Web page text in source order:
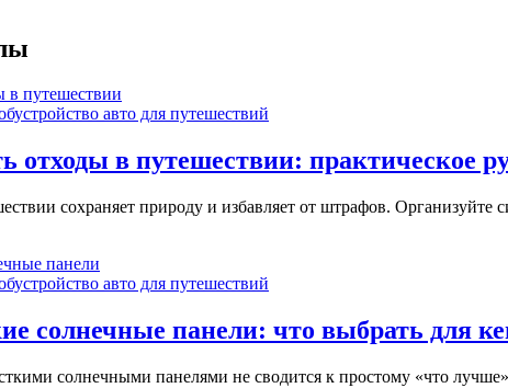
авто для путешествий
отходы в путешествии: практическое
сохраняет природу и избавляет от штрафов.
авто для путешествий
солнечные панели: что выбрать для
солнечными панелями не сводится к простому «что